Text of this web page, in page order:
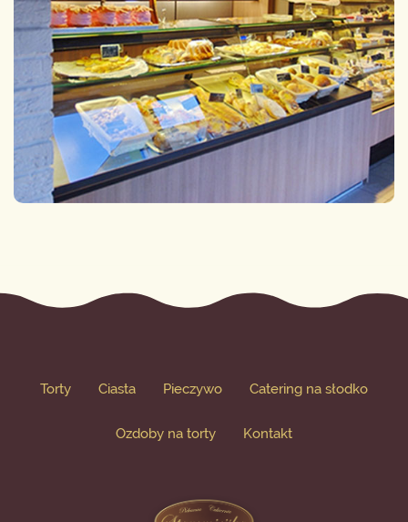
Torty Ciasta Pieczywo Catering na słodko
Ozdoby na torty Kontakt